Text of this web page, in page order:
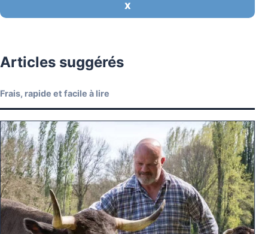
X
Articles suggérés
Frais, rapide et facile à lire